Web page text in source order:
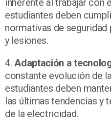
estudiantes deben
normativas de
y lesiones.
4. Adaptación a
constante evolución de
estudiantes deben
las últimas tendencias y
de la electricidad.